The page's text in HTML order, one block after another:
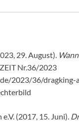
29. August).
Nr.36/2023
2023/36/dragking-
(2017, 15. Juni).